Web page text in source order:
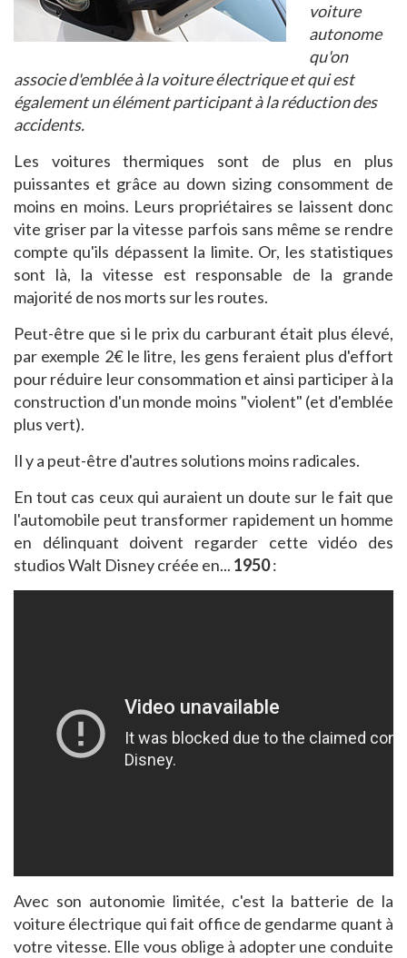
voiture
autonome
qu'on
associe d'emblée à la voiture électrique et qui est
également un élément participant à la réduction des
accidents.
Les voitures thermiques sont de plus en plus
puissantes et grâce au down sizing consomment de
moins en moins. Leurs propriétaires se laissent donc
vite griser par la vitesse parfois sans même se rendre
compte qu'ils dépassent la limite. Or, les statistiques
sont là, la vitesse est responsable de la grande
majorité de nos morts sur les routes.
Peut-être que si le prix du carburant était plus élevé,
par exemple 2€ le litre, les gens feraient plus d'effort
pour réduire leur consommation et ainsi participer à la
construction d'un monde moins "violent" (et d'emblée
plus vert).
Il y a peut-être d'autres solutions moins radicales.
En tout cas ceux qui auraient un doute sur le fait que
l'automobile peut transformer rapidement un homme
en délinquant doivent regarder cette vidéo des
studios Walt Disney créée en... 1950:
Avec son autonomie limitée, c'est la batterie de la
voiture électrique qui fait office de gendarme quant à
votre vitesse. Elle vous oblige à adopter une conduite